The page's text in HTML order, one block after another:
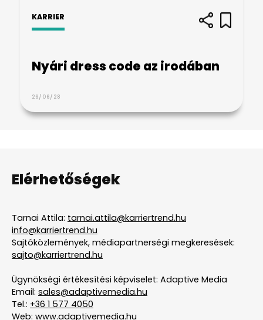
KARRIER
Nyári dress code az irodában
26/06/28
Elérhetőségek
Tarnai Attila: tarnai.attila@karriertrend.hu
info@karriertrend.hu
Sajtóközlemények, médiapartnerségi megkeresések:
sajto@karriertrend.hu
Ügynökségi értékesítési képviselet: Adaptive Media
Email: sales@adaptivemedia.hu
Tel.: +36 1 577 4050
Web: www.adaptivemedia.hu